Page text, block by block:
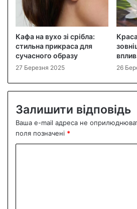
Кафа на вухо зі срібла:
стильна прикраса для
сучасного образу
27 Березня 2025
вплив
26
Залишити відповідь
Ваша e-mail адреса не
поля позначені *